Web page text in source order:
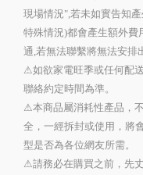
現場情況",若未如實告知
特殊情況)都會產生額外費
通,若無法聯繫將無法安排
⚠如欲家電旺季或任何配
聯絡約定時間為準。
⚠本商品屬消耗性產品，
全，一經拆封或使用，將
型是否為各位網友所需。
⚠請務必在購買之前，先